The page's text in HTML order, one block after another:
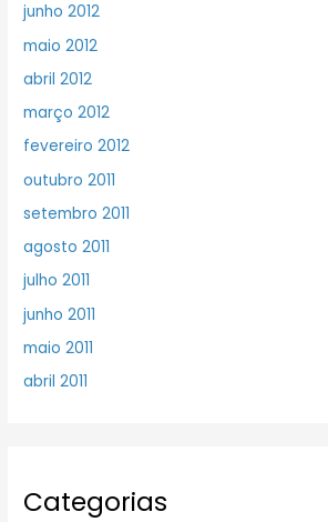
junho 2012
maio 2012
abril 2012
março 2012
fevereiro 2012
outubro 2011
setembro 2011
agosto 2011
julho 2011
junho 2011
maio 2011
abril 2011
Categorias